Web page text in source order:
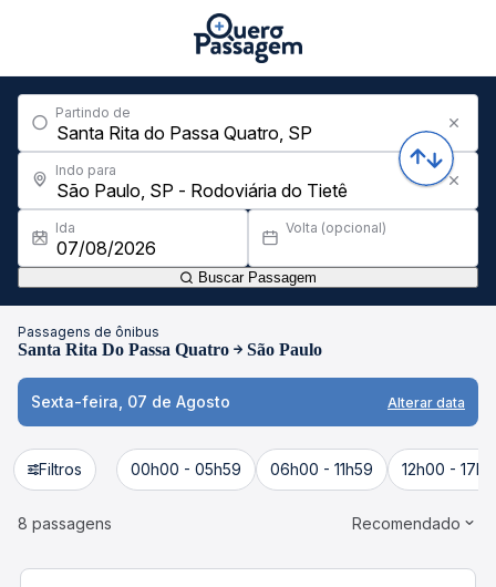
Partindo de
Indo para
Ida Volta (opcional)
Buscar Passagem
Passagens de ônibus
Santa Rita Do Passa Quatro São Paulo
Sexta-feira, 07 de Agosto Alterar data
Filtros 00h00 - 05h59 06h00 - 11h59 12h00 -
8 passagens Recomendado